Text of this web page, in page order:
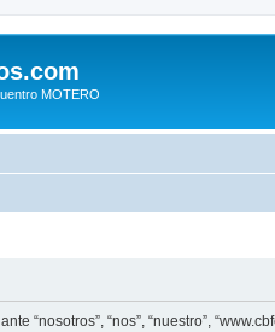
MOTERO
“nosotros”, “nos”, “nuestro”,